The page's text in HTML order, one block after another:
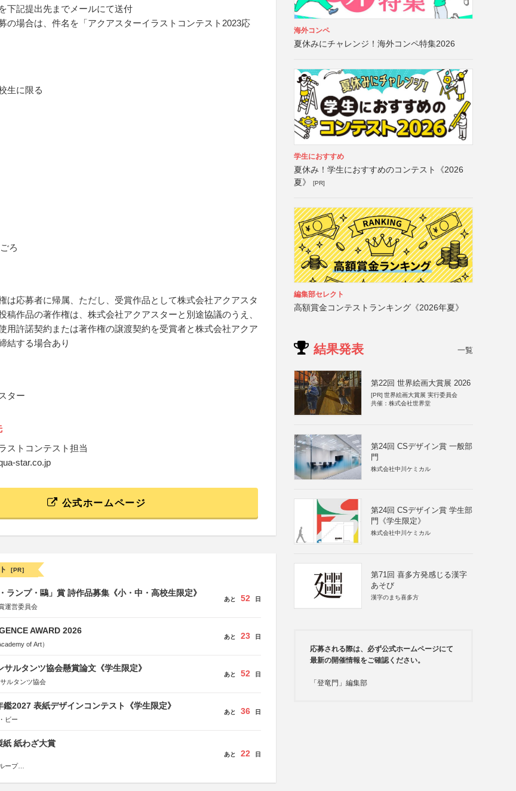
下記提出先までメールにて送付
の場合は、件名を「アクアスターイラストコンテスト2023応
生に限る
ろ
は応募者に帰属、ただし、受賞作品として株式会社アクアスタ
稿作品の著作権は、株式会社アクアスターと別途協議のうえ、
用許諾契約または著作権の譲渡契約を受賞者と株式会社アクア
結する場合あり
ター
ストコンテスト担当
star.co.jp
公式ホームページ
[PR]
ランプ・鷗」賞 詩作品募集《小・中・高校生限定》
運営委員会
あと 52 日
AWARD 2026
of Art）
あと 23 日
ルタンツ協会懸賞論文《学生限定》
ルタンツ協会
あと 52 日
2027 表紙デザインコンテスト《学生限定》
ビー
あと 36 日
紙 紙わざ大賞
ープ
あと 22 日
海外コンペ
夏休みにチャレンジ！海外コンペ特集2026
学生におすすめ
夏休み！学生におすすめのコンテスト《2026
夏》
[PR]
編集部セレクト
高額賞金コンテストランキング《2026年夏》
結果発表 一覧
第22回 世界絵画大賞展 2026
[PR] 世界絵画大賞展 実行委員会
共催：株式会社世界堂
第24回 CSデザイン賞 一般部
門
株式会社中川ケミカル
第24回 CSデザイン賞 学生部
門《学生限定》
株式会社中川ケミカル
第71回 喜多方発感じる漢字
あそび
漢字のまち喜多方
応募される際は、必ず公式ホームページにて
最新の開催情報をご確認ください。
「登竜門」編集部